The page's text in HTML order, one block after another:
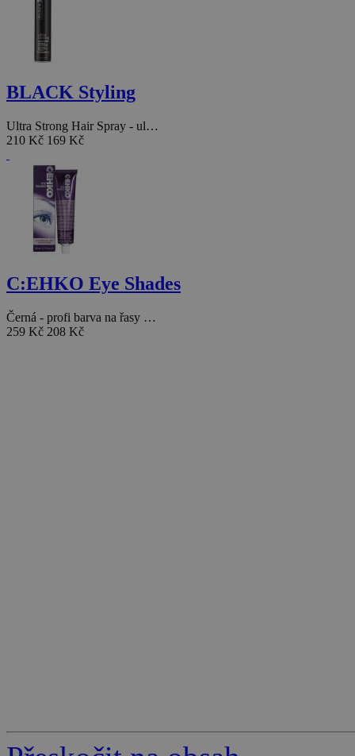
BLACK Styling
Ultra Strong Hair Spray - ul…
210 Kč 169 Kč
C:EHKO Eye Shades
Černá - profi barva na řasy …
259 Kč 208 Kč